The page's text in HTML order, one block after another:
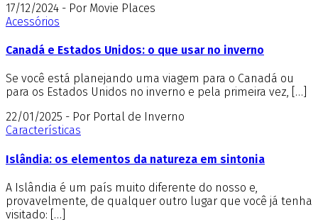
17/12/2024 - Por Movie Places
Acessórios
Canadá e Estados Unidos: o que usar no inverno
Se você está planejando uma viagem para o Canadá ou
para os Estados Unidos no inverno e pela primeira vez, […]
22/01/2025 - Por Portal de Inverno
Características
Islândia: os elementos da natureza em sintonia
A Islândia é um país muito diferente do nosso e,
provavelmente, de qualquer outro lugar que você já tenha
visitado: […]